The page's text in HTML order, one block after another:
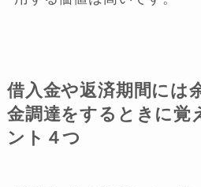
借入金や返済期間には
金調達をするときに覚
ント４つ